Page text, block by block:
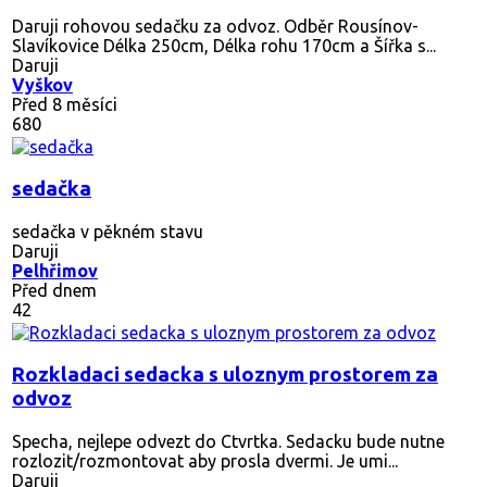
Daruji rohovou sedačku za odvoz. Odběr Rousínov-
Slavíkovice Délka 250cm, Délka rohu 170cm a Šířka s...
Daruji
Vyškov
Před 8 měsíci
680
sedačka
sedačka v pěkném stavu
Daruji
Pelhřimov
Před dnem
42
Rozkladaci sedacka s uloznym prostorem za
odvoz
Specha, nejlepe odvezt do Ctvrtka. Sedacku bude nutne
rozlozit/rozmontovat aby prosla dvermi. Je umi...
Daruji